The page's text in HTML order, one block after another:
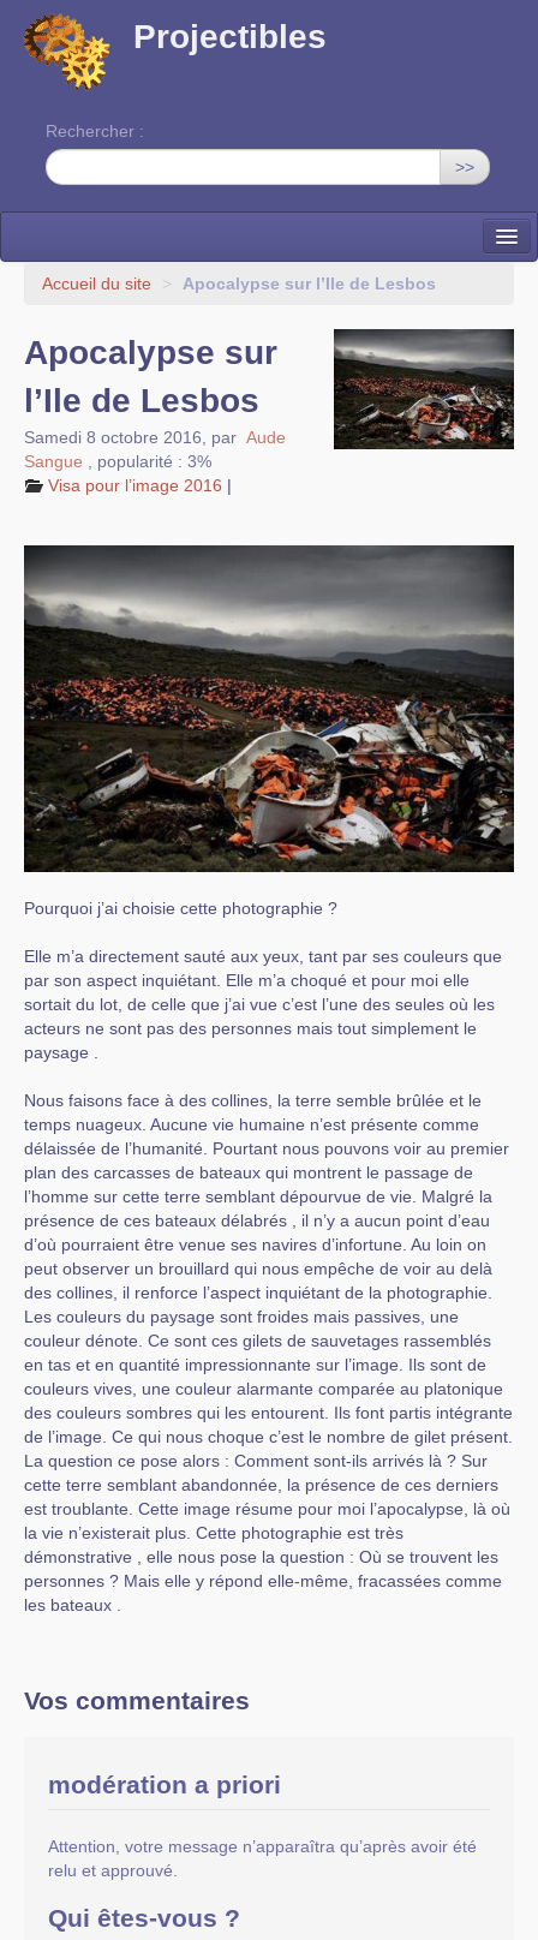
Projectibles
Rechercher :
>>
La ruche
Cinéma
Accueil du site > Apocalypse sur l’Ile de Lesbos
Apocalypse sur
l’Ile de Lesbos
Samedi 8 octobre 2016 par Aude
Sangue
popularité : 3%
Visa pour l’image 2016 |
Pourquoi j’ai choisie cette photographie ?
Elle m’a directement sauté aux yeux, tant par ses couleurs que
par son aspect inquiétant. Elle m’a choqué et pour moi elle
sortait du lot, de celle que j’ai vue c’est l’une des seules où les
acteurs ne sont pas des personnes mais tout simplement le
paysage .
Nous faisons face à des collines, la terre semble brûlée et le
temps nuageux. Aucune vie humaine n’est présente comme
délaissée de l’humanité. Pourtant nous pouvons voir au premier
plan des carcasses de bateaux qui montrent le passage de
l’homme sur cette terre semblant dépourvue de vie. Malgré la
présence de ces bateaux délabrés , il n’y a aucun point d’eau
d’où pourraient être venue ses navires d’infortune. Au loin on
peut observer un brouillard qui nous empêche de voir au delà
des collines, il renforce l’aspect inquiétant de la photographie.
Les couleurs du paysage sont froides mais passives, une
couleur dénote. Ce sont ces gilets de sauvetages rassemblés
en tas et en quantité impressionnante sur l’image. Ils sont de
couleurs vives, une couleur alarmante comparée au platonique
des couleurs sombres qui les entourent. Ils font partis intégrante
de l’image. Ce qui nous choque c’est le nombre de gilet présent.
La question ce pose alors : Comment sont-ils arrivés là ? Sur
cette terre semblant abandonnée, la présence de ces derniers
est troublante. Cette image résume pour moi l’apocalypse, là où
la vie n’existerait plus. Cette photographie est très
démonstrative , elle nous pose la question : Où se trouvent les
personnes ? Mais elle y répond elle-même, fracassées comme
les bateaux .
Vos commentaires
modération a priori
Attention, votre message n’apparaîtra qu’après avoir été
relu et approuvé.
Qui êtes-vous ?